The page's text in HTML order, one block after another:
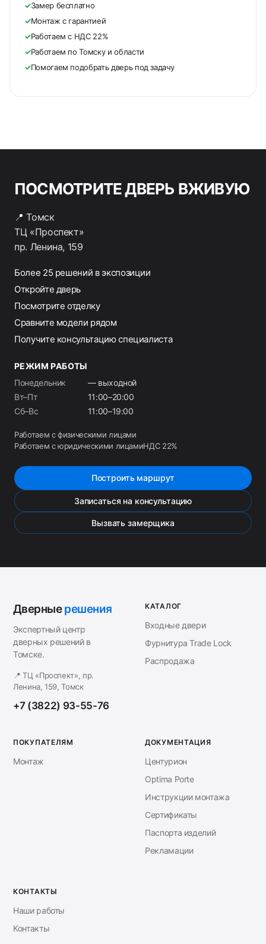
✓Замер бесплатно
✓Монтаж с гарантией
✓Работаем с НДС 22%
✓Работаем по Томску и области
✓Помогаем подобрать дверь под задачу
ПОСМОТРИТЕ ДВЕРЬ ВЖИВУЮ
📍 Томск
ТЦ «Проспект»
пр. Ленина, 159
Более 25 решений в экспозиции
Откройте дверь
Посмотрите отделку
Сравните модели рядом
Получите консультацию специалиста
РЕЖИМ РАБОТЫ
Понедельник
— выходной
Вт–Пт
11:00–20:00
Сб–Вс
11:00–19:00
Работаем с физическими лицами
Работаем с юридическими лицамиНДС 22%
Построить маршрут
Записаться на консультацию
Вызвать замерщика
Дверныерешения
Экспертный центр
дверных решений в
Томске.
📍 ТЦ «Проспект», пр.
Ленина, 159, Томск
+7 (3822) 93-55-76
КАТАЛОГ
Входные двери
Фурнитура Trade Lock
Распродажа
ПОКУПАТЕЛЯМ
Монтаж
ДОКУМЕНТАЦИЯ
Центурион
Optima Porte
Инструкции монтажа
Сертификаты
Паспорта изделий
Рекламации
КОНТАКТЫ
Наши работы
Контакты